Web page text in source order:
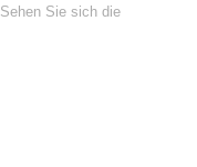
Sehen Sie sich die